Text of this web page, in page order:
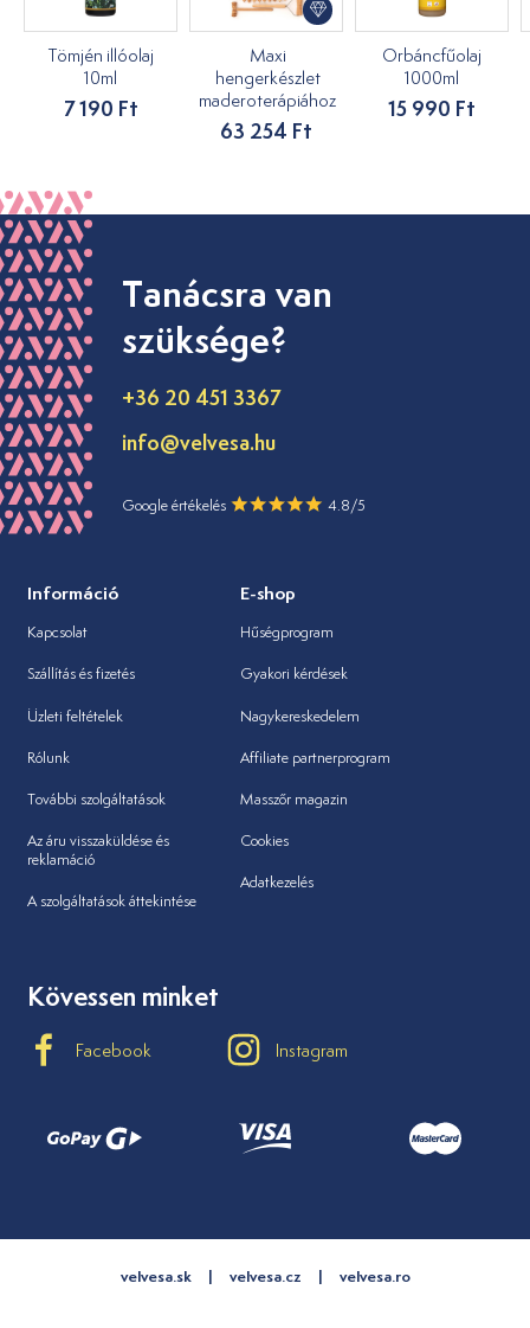
Tömjén illóolaj
10ml
7 190 Ft
Maxi
hengerkészlet
maderoterápiához
63 254 Ft
Orbáncfűolaj
1000ml
15 990 Ft
Tanácsra van
szüksége?
+36 20 451 3367
info@velvesa.hu
Google értékelés 4.8/5
Információ
Kapcsolat
Szállítás és fizetés
Üzleti feltételek
Rólunk
További szolgáltatások
Az áru visszaküldése és
reklamáció
A szolgáltatások áttekintése
E-shop
Hűségprogram
Gyakori kérdések
Nagykereskedelem
Affiliate partnerprogram
Masszőr magazin
Cookies
Adatkezelés
Kövessen minket
Facebook Instagram
velvesa.sk velvesa.cz velvesa.ro